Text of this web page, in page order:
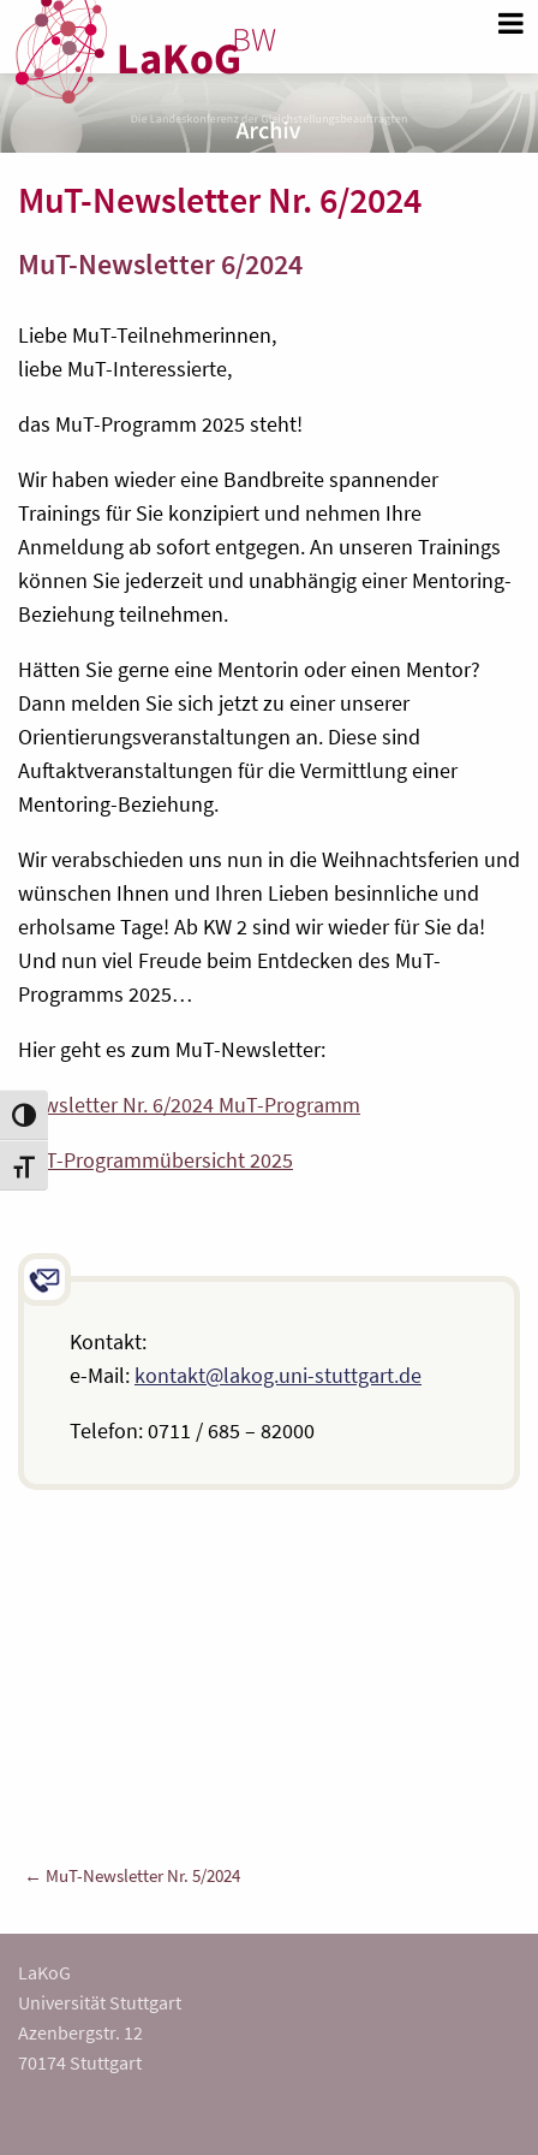
Umschalten auf hohe Kontraste
Schrift vergrößern
MuT-Newsletter Nr. 6/2024
MuT-Newsletter 6/2024
Liebe MuT-Teilnehmerinnen,
liebe MuT-Interessierte,
das MuT-Programm 2025 steht!
Wir haben wieder eine Bandbreite spannender
Trainings für Sie konzipiert und nehmen Ihre
Anmeldung ab sofort entgegen. An unseren Trainings
können Sie jederzeit und unabhängig einer Mentoring-
Beziehung teilnehmen.
Hätten Sie gerne eine Mentorin oder einen Mentor?
Dann melden Sie sich jetzt zu einer unserer
Orientierungsveranstaltungen an. Diese sind
Auftaktveranstaltungen für die Vermittlung einer
Mentoring-Beziehung.
Wir verabschieden uns nun in die Weihnachtsferien und
wünschen Ihnen und Ihren Lieben besinnliche und
erholsame Tage! Ab KW 2 sind wir wieder für Sie da!
Und nun viel Freude beim Entdecken des MuT-
Programms 2025…
Hier geht es zum MuT-Newsletter:
Newsletter Nr. 6/2024 MuT-Programm
MuT-Programmübersicht 2025
Kontakt:
e-Mail: kontakt@lakog.uni-stuttgart.de
Telefon: 0711 / 685 – 82000
Beitragsnavigation
← MuT-Newsletter Nr. 5/2024
LaKoG
Universität Stuttgart
Azenbergstr. 12
70174 Stuttgart